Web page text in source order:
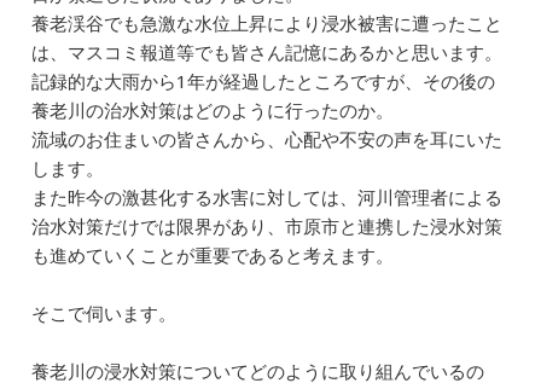
養老渓谷でも急激な水位上昇により浸水被害に遭ったこと
は、マスコミ報道等でも皆さん記憶にあるかと思います。
記録的な大雨から1年が経過したところですが、その後の
養老川の治水対策はどのように行ったのか。
流域のお住まいの皆さんから、心配や不安の声を耳にいた
します。
また昨今の激甚化する水害に対しては、河川管理者による
治水対策だけでは限界があり、市原市と連携した浸水対策
も進めていくことが重要であると考えます。
そこで伺います。
養老川の浸水対策についてどのように取り組んでいるの